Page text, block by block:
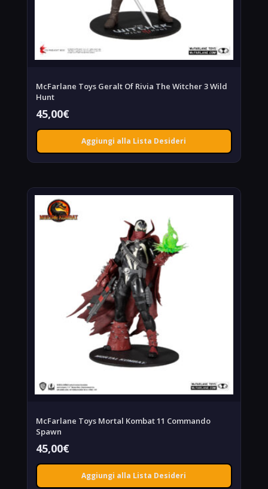
McFarlane Toys Geralt Of Rivia The Witcher 3 Wild
Hunt
45,00€
Aggiungi alla Lista Desideri
McFarlane Toys Mortal Kombat 11 Commando
Spawn
45,00€
Aggiungi alla Lista Desideri